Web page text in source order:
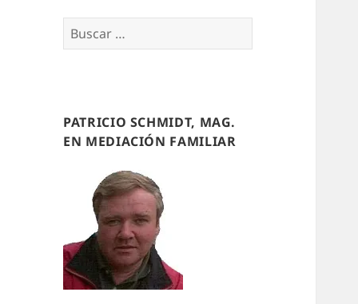
Buscar
por:
PATRICIO SCHMIDT, MAG.
EN MEDIACIÓN FAMILIAR